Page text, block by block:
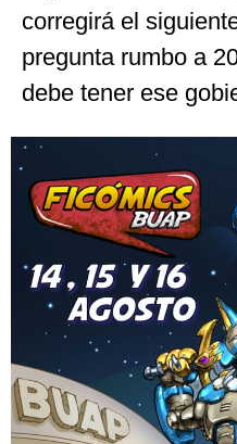
corregirá el
pregunta rumbo a
debe tener ese